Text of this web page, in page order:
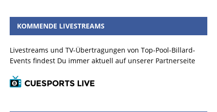
KOMMENDE LIVESTREAMS
Livestreams und TV-Übertragungen von Top-Pool-Billard-
Events findest Du immer aktuell auf unserer Partnerseite